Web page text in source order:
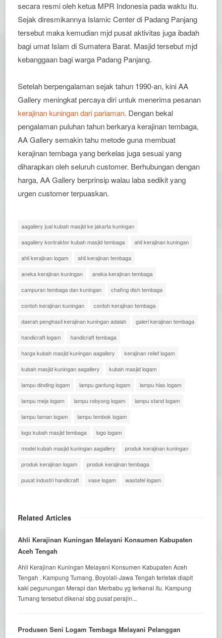
secara resmi oleh ketua MPR Indonesia pada waktu itu.
Sejak diresmikannya Islamic Center di Padang Panjang
tersebut maka kemudian mjd pusat aktivitas juga ibadah
bagi umat Islam di Sumatera Barat. Masjid tersebut mjd
kebanggaan bagi warga Padang Panjang.
Setelah berpengalaman sejak tahun 1990-an, kini AA
Gallery meningkat percaya diri untuk menerima pesanan
kerajinan kuningan dari pariaman. Dengan bekal
pengalaman puluhan tahun berkarya kerajinan tembaga,
AA Gallery semakin tahu metode guna membuat
kerajinan tembaga yang berkelas juga sesuai yang
diharapkan oleh seluruh customer. Berhubungan dengan
harga, AA Gallery berprinsip walau laba sedikit yang
urgen customer terpuaskan.
aagallery jual kubah masjid ke jakarta kuningan
aagallery kontraktor kubah masjid tembaga
ahli kerajinan kuningan
ahli kerajinan logam
ahli kerajinan tembaga
aneka kerajinan kuningan
aneka kerajinan tembaga
campuran tembaga dan kuningan
chafing dish tembaga
contoh kerajinan kuningan
contoh kerajinan tembaga
daerah penghasil kerajinan kuningan adalah
galeri kerajinan tembaga
handicraft logam
handicraft tembaga
harga kubah masjid kuningan aagallery
kerajinan relief logam
kubah masjid kuningan aagallery
kubah masjid logam
lampu dinding logam
lampu gantung logam
lampu hias logam
lampu meja logam
lampu robyong logam
lampu stand logam
lampu taman logam
lampu tembok logam
logo kubah masjid tembaga
logo logam
model kubah masjid kuningan aagallery
produk kerajinan kuningan
produk kerajinan logam
produk kerajinan tembaga
pusat industri handicraft
vase logam wastafel logam
Related Articles
Ahli Kerajinan Kuningan Melayani Konsumen Kabupaten
Aceh Tengah
Ahli Kerajinan Kuningan Melayani Konsumen Kabupaten Aceh
Tengah . Kampung Tumang, Boyolali-Jawa Tengah terletak diapit
kaki pegunungan Merapi dan Merbabu yg terkenal itu. Kampung
Tumang tersebut dikenal sbg pusat perajin...
Produsen Seni Logam Tembaga Melayani Pelanggan